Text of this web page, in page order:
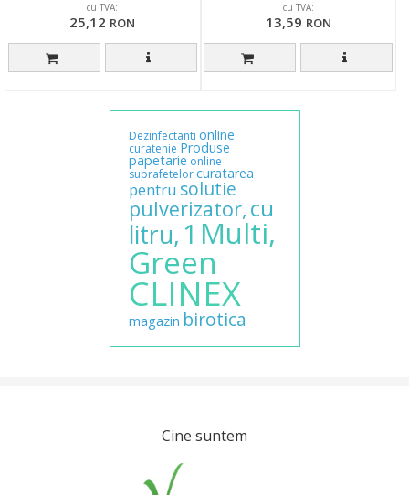
cu TVA:
25,12 RON
cu TVA:
13,59 RON
Dezinfectanti online
curatenie Produse
papetarie online
suprafetelor curatarea
pentru solutie
pulverizator, cu
litru, 1 Multi,
Green
CLINEX
magazin birotica
Cine suntem